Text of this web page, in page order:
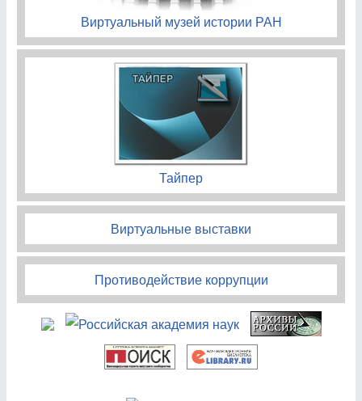
Виртуальный музей истории РАН
Тайпер
Виртуальные выставки
Противодействие коррупции